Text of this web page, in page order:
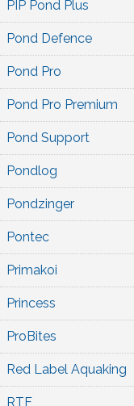
PIP Pond Plus
Pond Defence
Pond Pro
Pond Pro Premium
Pond Support
Pondlog
Pondzinger
Pontec
Primakoi
Princess
ProBites
Red Label Aquaking
RTF